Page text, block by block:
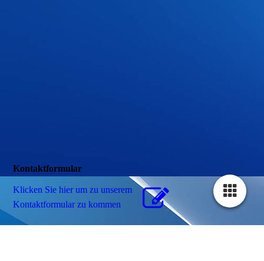
Kontaktformular
Klicken Sie hier um zu unserem
Kon­takt­for­mu­lar zu kommen